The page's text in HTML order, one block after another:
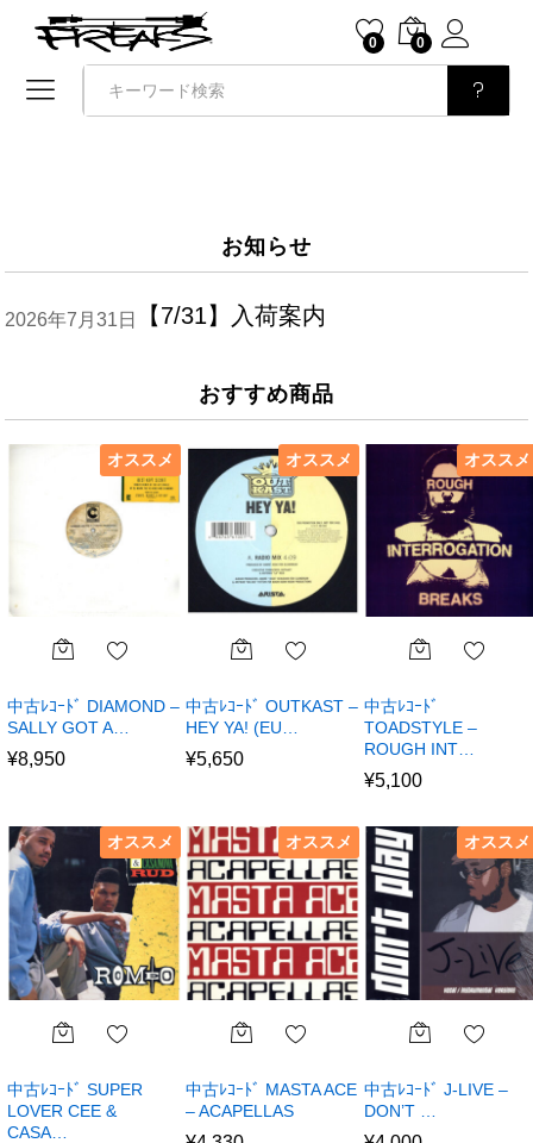
0 0
お知らせ
【7/31】入荷案内
2026年7月31日
おすすめ商品
オススメ
中古ﾚｺｰﾄﾞ DIAMOND –
SALLY GOT A…
¥8,950
オススメ
中古ﾚｺｰﾄﾞ OUTKAST –
HEY YA! (EU…
¥5,650
オススメ
中古ﾚｺｰﾄﾞ
TOADSTYLE –
ROUGH INT…
¥5,100
オススメ
中古ﾚｺｰﾄﾞ SUPER
LOVER CEE &
CASA…
オススメ
中古ﾚｺｰﾄﾞ MASTA ACE
– ACAPELLAS
オススメ
中古ﾚｺｰﾄﾞ J-LIVE –
DON’T …